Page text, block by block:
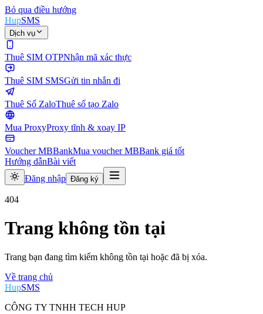
Bỏ qua điều hướng
HupSMS
Dịch vụ
Thuê SIM OTPNhận mã xác thực
Thuê SIM SMSGửi tin nhắn đi
Thuê Số ZaloThuê số tạo Zalo
Mua ProxyProxy tĩnh & xoay IP
Voucher MBBankMua voucher MBBank giá tốt
Hướng dẫnBài viết
Đăng nhập Đăng ký
404
Trang không tồn tại
Trang bạn đang tìm kiếm không tồn tại hoặc đã bị xóa.
Về trang chủ
HupSMS
CÔNG TY TNHH TECH HUP